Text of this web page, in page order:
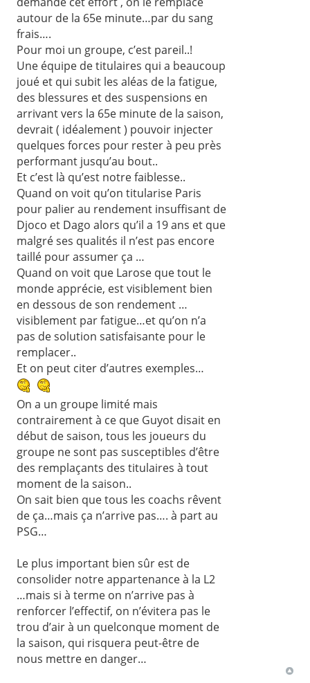
autour de la 65e minute…par du sang
frais….
Pour moi un groupe, c’est pareil..!
Une équipe de titulaires qui a beaucoup
joué et qui subit les aléas de la fatigue,
des blessures et des suspensions en
arrivant vers la 65e minute de la saison,
devrait ( idéalement ) pouvoir injecter
quelques forces pour rester à peu près
performant jusqu’au bout..
Et c’est là qu’est notre faiblesse..
Quand on voit qu’on titularise Paris
pour palier au rendement insuffisant de
Djoco et Dago alors qu’il a 19 ans et que
malgré ses qualités il n’est pas encore
taillé pour assumer ça …
Quand on voit que Larose que tout le
monde apprécie, est visiblement bien
en dessous de son rendement …
visiblement par fatigue…et qu’on n’a
pas de solution satisfaisante pour le
remplacer..
Et on peut citer d’autres exemples…
On a un groupe limité mais
contrairement à ce que Guyot disait en
début de saison, tous les joueurs du
groupe ne sont pas susceptibles d’être
des remplaçants des titulaires à tout
moment de la saison..
On sait bien que tous les coachs rêvent
de ça…mais ça n’arrive pas…. à part au
PSG…
Le plus important bien sûr est de
consolider notre appartenance à la L2
…mais si à terme on n’arrive pas à
renforcer l’effectif, on n’évitera pas le
trou d’air à un quelconque moment de
la saison, qui risquera peut-être de
nous mettre en danger…